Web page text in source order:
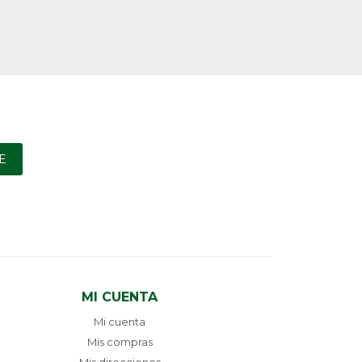
MI CUENTA
Mi cuenta
Mis compras